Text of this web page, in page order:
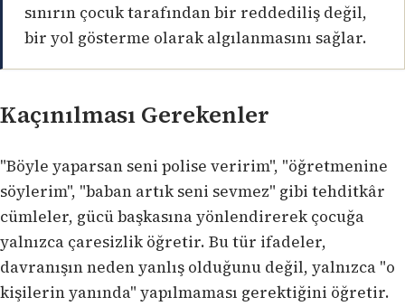
sınırın çocuk tarafından bir reddediliş değil,
bir yol gösterme olarak algılanmasını sağlar.
Kaçınılması Gerekenler
"Böyle yaparsan seni polise veririm", "öğretmenine
söylerim", "baban artık seni sevmez" gibi tehditkâr
cümleler, gücü başkasına yönlendirerek çocuğa
yalnızca çaresizlik öğretir. Bu tür ifadeler,
davranışın neden yanlış olduğunu değil, yalnızca "o
kişilerin yanında" yapılmaması gerektiğini öğretir.